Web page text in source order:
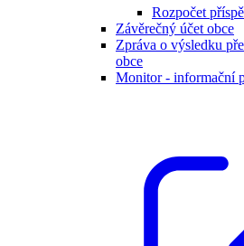
Rozpočet
Závěrečný účet obce
Zpráva o výsledku
obce
Monitor - informační